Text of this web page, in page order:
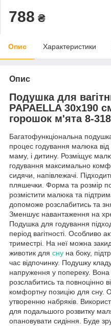
788 ₴
Опис Характеристики
Опис
Подушка для
PAPAELLA 30х190
горошок м'ята 8-
Багатофункціональна
процес годування малюка
маму, і дитину. Розміщує
годування максимально
сидячи, напівлежачі.
пляшечки. Форма та розмір
розмістити малюка та
допоможе розслабитись та
Зменшує навантаження на
Подушка для годування
період вагітності. Особливо
триместрі. На неї можна
животик для сну на боку,
час відпочинку. Подушку
напруження у попереку.
розслабитись та повноцінно
комфортну позицію для сну.
утворенню набряків.
для подальшого розвитку
опановувати сидіння. Буде